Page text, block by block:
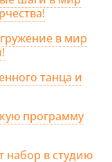
в мир
танца и
программу
набор в студию